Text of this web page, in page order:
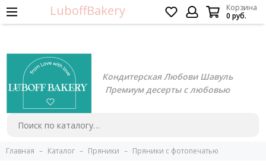
Кондитерская Любови Шавуль
Премиум десерты с любовью
LuboffBakery
Корзина
0 руб.
Главная Каталог Пряники Пряники с фотопечатью